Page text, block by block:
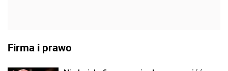
Firma i prawo